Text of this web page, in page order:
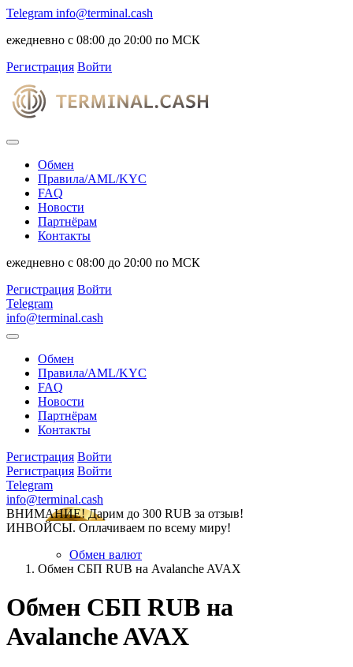
Telegram info@terminal.cash
ежедневно с 08:00 до 20:00 по МСК
Регистрация Войти
Обмен
Правила/AML/KYC
FAQ
Новости
Партнёрам
Контакты
ежедневно с 08:00 до 20:00 по МСК
Регистрация Войти
Telegram
info@terminal.cash
Обмен
Правила/AML/KYC
FAQ
Новости
Партнёрам
Контакты
Регистрация Войти
Регистрация Войти
Telegram
info@terminal.cash
ВНИМАНИЕ! Дарим до 300 RUB за отзыв!
ИНВОЙСЫ. Оплачиваем по всему миру!
Обмен валют
Обмен СБП RUB на Avalanche AVAX
Обмен СБП RUB на
Avalanche AVAX